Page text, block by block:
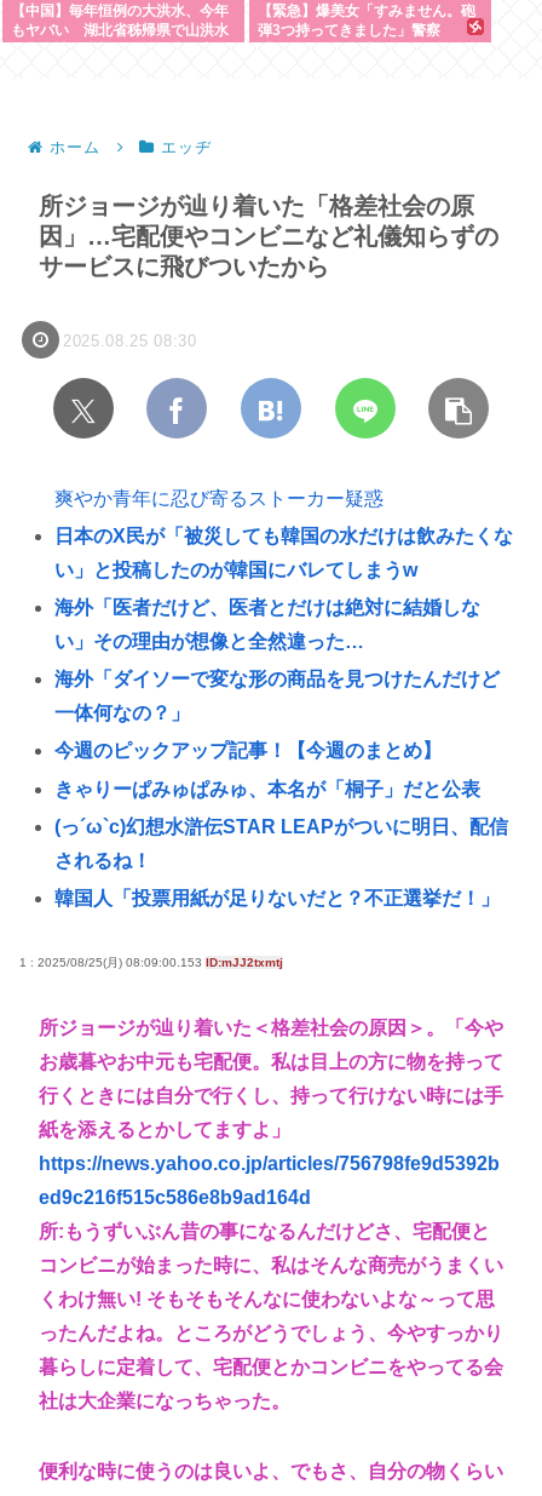
【中国】毎年恒例の大洪水、今年
もヤバい 湖北省秭帰県で山洪水
【緊急】爆美女「すみません。砲
弾3つ持ってきました」警察
ホーム エッヂ
所ジョージが辿り着いた「格差社会の原
因」…宅配便やコンビニなど礼儀知らずの
サービスに飛びついたから
2025.08.25 08:30
爽やか青年に忍び寄るストーカー疑惑
日本のX民が「被災しても韓国の水だけは飲みたくな
い」と投稿したのが韓国にバレてしまうw
海外「医者だけど、医者とだけは絶対に結婚しな
い」その理由が想像と全然違った…
海外「ダイソーで変な形の商品を見つけたんだけど
一体何なの？」
今週のピックアップ記事！【今週のまとめ】
きゃりーぱみゅぱみゅ、本名が「桐子」だと公表
(っ´ω`c)幻想水滸伝STAR LEAPがついに明日、配信
されるね！
韓国人「投票用紙が足りないだと？不正選挙だ！」
女子大生ってセクロスしてるくせに澄ました顔で授
就活女子大生「マジでどうしよう。手取り20万超え
てて営業セコカン以外で転勤無しの会社ない」
高市早苗さん、憧れのバンドを官邸に招き、自身の
サイン入りドラム・スティックをプレゼントw
若くて美人なママと親友の淫らな行為内容を毎回聞
かされる「女神の加護を受けしママのサーガ」3巻 今
ガチで “ママ” ブーム来てるよな
ポケカ資産が100万円超えた男の子www
【高市動画】こういうオスガキってどうやったら産
中国のメスガキ、民度が終わりすぎてる
1 : 2025/08/25(月) 08:09:00.153 ID:mJJ2txmtj
所ジョージが辿り着いた＜格差社会の原因＞。「今や
お歳暮やお中元も宅配便。私は目上の方に物を持って
行くときには自分で行くし、持って行けない時には手
紙を添えるとかしてますよ」
https://news.yahoo.co.jp/articles/756798fe9d5392b
ed9c216f515c586e8b9ad164d
所:もうずいぶん昔の事になるんだけどさ、宅配便と
コンビニが始まった時に、私はそんな商売がうまくい
くわけ無い! そもそもそんなに使わないよな～って思
ったんだよね。ところがどうでしょう、今やすっかり
暮らしに定着して、宅配便とかコンビニをやってる会
社は大企業になっちゃった。
便利な時に使うのは良いよ、でもさ、自分の物くらい